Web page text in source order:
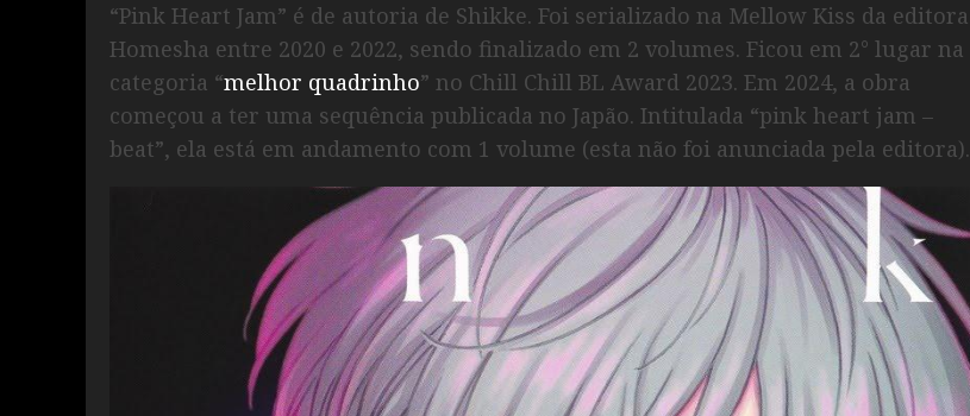
“Pink Heart Jam” é de autoria de Shikke. Foi serializado na Mellow Kiss da editora
Homesha entre 2020 e 2022, sendo finalizado em 2 volumes. Ficou em 2° lugar na
categoria “melhor quadrinho” no Chill Chill BL Award 2023. Em 2024, a obra
começou a ter uma sequência publicada no Japão. Intitulada “pink heart jam –
beat”, ela está em andamento com 1 volume (esta não foi anunciada pela editora).